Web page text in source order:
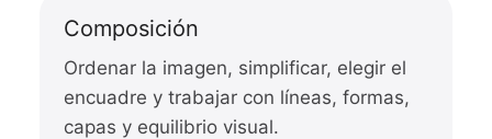
Composición
Ordenar la imagen, simplificar, elegir el
encuadre y trabajar con líneas, formas,
capas y equilibrio visual.